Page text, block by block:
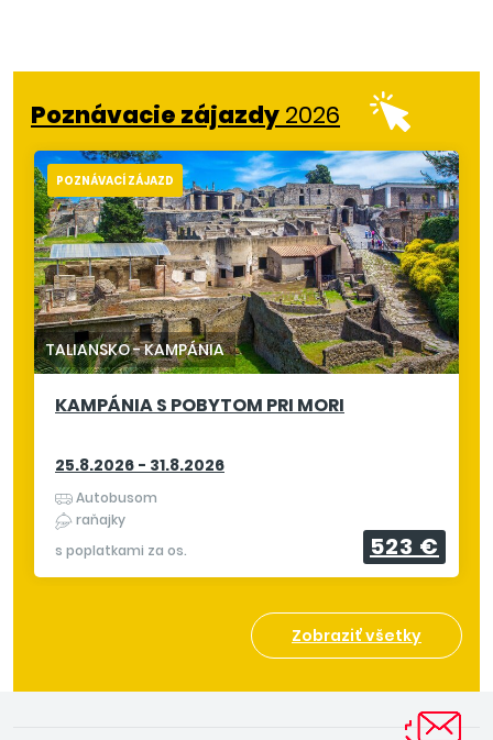
Poznávacie zájazdy 2026
POZNÁVACÍ ZÁJAZD
TALIANSKO-KAMPÁNIA
KAMPÁNIA S POBYTOM PRI MORI
25.8.2026 - 31.8.2026
Autobusom
raňajky
s poplatkami za os.
523 €
Zobraziť všetky